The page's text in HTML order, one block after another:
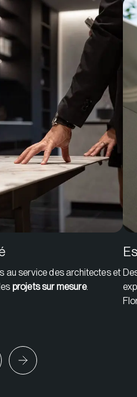
au service des architectes et
projets sur mesure.